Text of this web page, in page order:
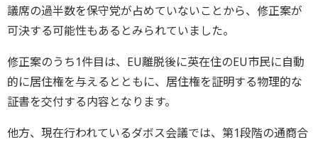
議席の過半数を保守党が占めていないことから、修正案が
可決する可能性もあるとみられていました。
修正案のうち1件目は、EU離脱後に英在住のEU市民に自動
的に居住権を与えるとともに、居住権を証明する物理的な
証書を交付する内容となります。
他方、現在行われているダボス会議では、第1段階の通商合